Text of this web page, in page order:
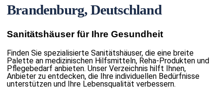
Brandenburg, Deutschland
Sanitätshäuser für Ihre Gesundheit
Finden Sie spezialisierte Sanitätshäuser, die eine breite
Palette an medizinischen Hilfsmitteln, Reha-Produkten und
Pflegebedarf anbieten. Unser Verzeichnis hilft Ihnen,
Anbieter zu entdecken, die Ihre individuellen Bedürfnisse
unterstützen und Ihre Lebensqualität verbessern.